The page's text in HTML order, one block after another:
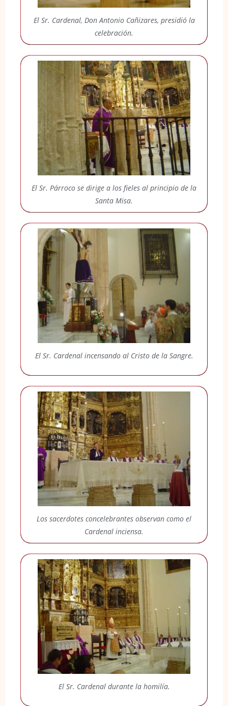
El Sr. Cardenal, Don Antonio Cañizares, presidió la
celebración.
El Sr. Párroco se dirige a los fieles al principio de la
Santa Misa.
El Sr. Cardenal incensando al Cristo de la Sangre.
Los sacerdotes concelebrantes observan como el
Cardenal inciensa.
El Sr. Cardenal durante la homilía.